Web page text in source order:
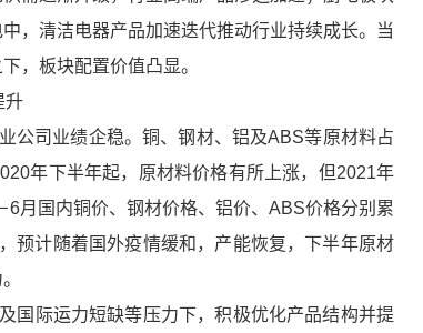
，清洁电器产品加速迭代推动行业持续成长。当
，板块配置价值凸显。
升
公司业绩企稳。铜、钢材、铝及ABS等原材料占
年下半年起，原材料价格有所上涨，但2021年
月国内铜价、钢材价格、铝价、ABS价格分别累
预计随着国外疫情缓和，产能恢复，下半年原材
国际运力短缺等压力下，积极优化产品结构并提